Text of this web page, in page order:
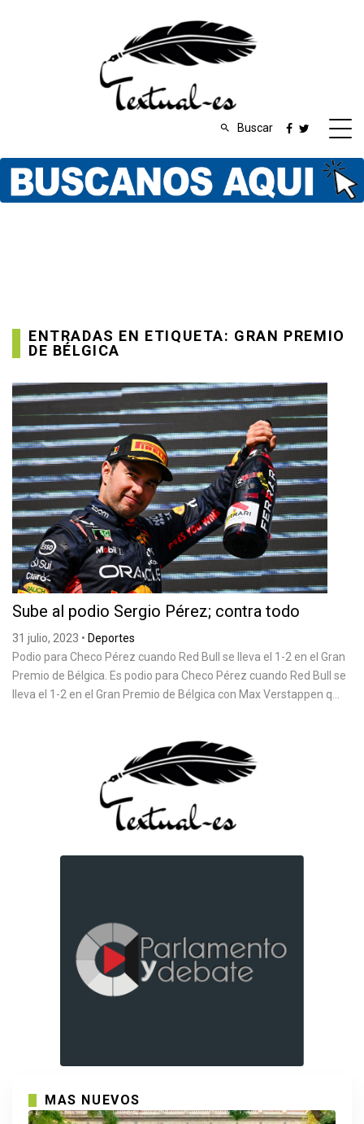
Buscar
ENTRADAS EN ETIQUETA: GRAN PREMIO
DE BÉLGICA
Sube al podio Sergio Pérez; contra todo
31 julio, 2023 • Deportes
Podio para Checo Pérez cuando Red Bull se lleva el 1-2 en el Gran
Premio de Bélgica. Es podio para Checo Pérez cuando Red Bull se
lleva el 1-2 en el Gran Premio de Bélgica con Max Verstappen q...
MAS NUEVOS